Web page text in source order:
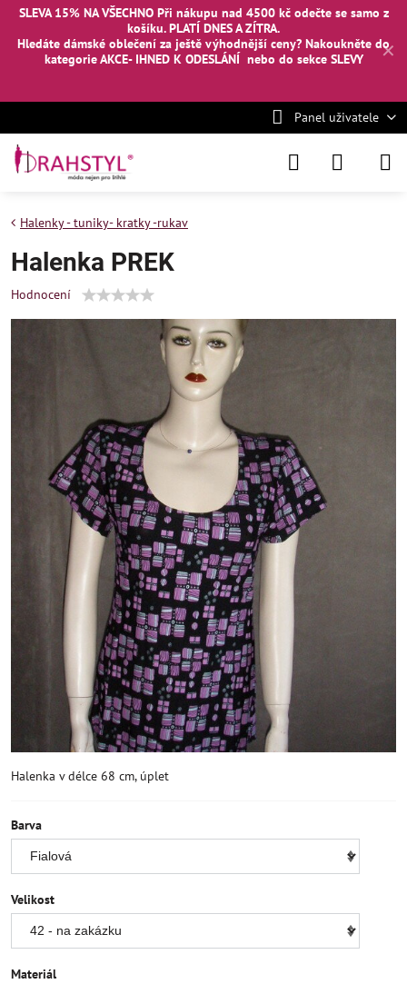
✕
SLEVA 15% NA VŠECHNO Při nákupu nad 4500 kč odečte se samo z
košíku. PLATÍ DNES A ZÍTRA.
Hledáte dámské oblečení za ještě výhodnější ceny? Nakoukněte do
kategorie AKCE- IHNED K ODESLÁNÍ nebo do sekce SLEVY
Panel uživatele
Halenky - tuniky- kratky -rukav
Halenka PREK
Hodnocení
Halenka v délce 68 cm, úplet
Barva
Velikost
Materiál